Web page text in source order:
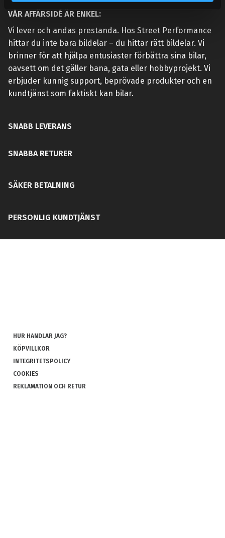
VÅR AFFÄRSIDÉ ÄR ENKEL:
Vi lever och andas prestanda. Hos Street Performance
hittar du inte bara bildelar – du hittar rätt bildelar. Vi
brinner för att hjälpa entusiaster förbättra sina bilar,
oavsett om det gäller bana, gata eller hobbyprojekt. Vi
erbjuder kunnig support, beprövade produkter och en
kundtjänst som faktiskt kan bilar.
SNABB LEVERANS
SNABBA RETURER
SÄKER BETALNING
PERSONLIG KUNDTJÄNST
HUR HANDLAR JAG?
KÖPVILLKOR
INTEGRITETSPOLICY
COOKIES
REKLAMATION OCH RETUR